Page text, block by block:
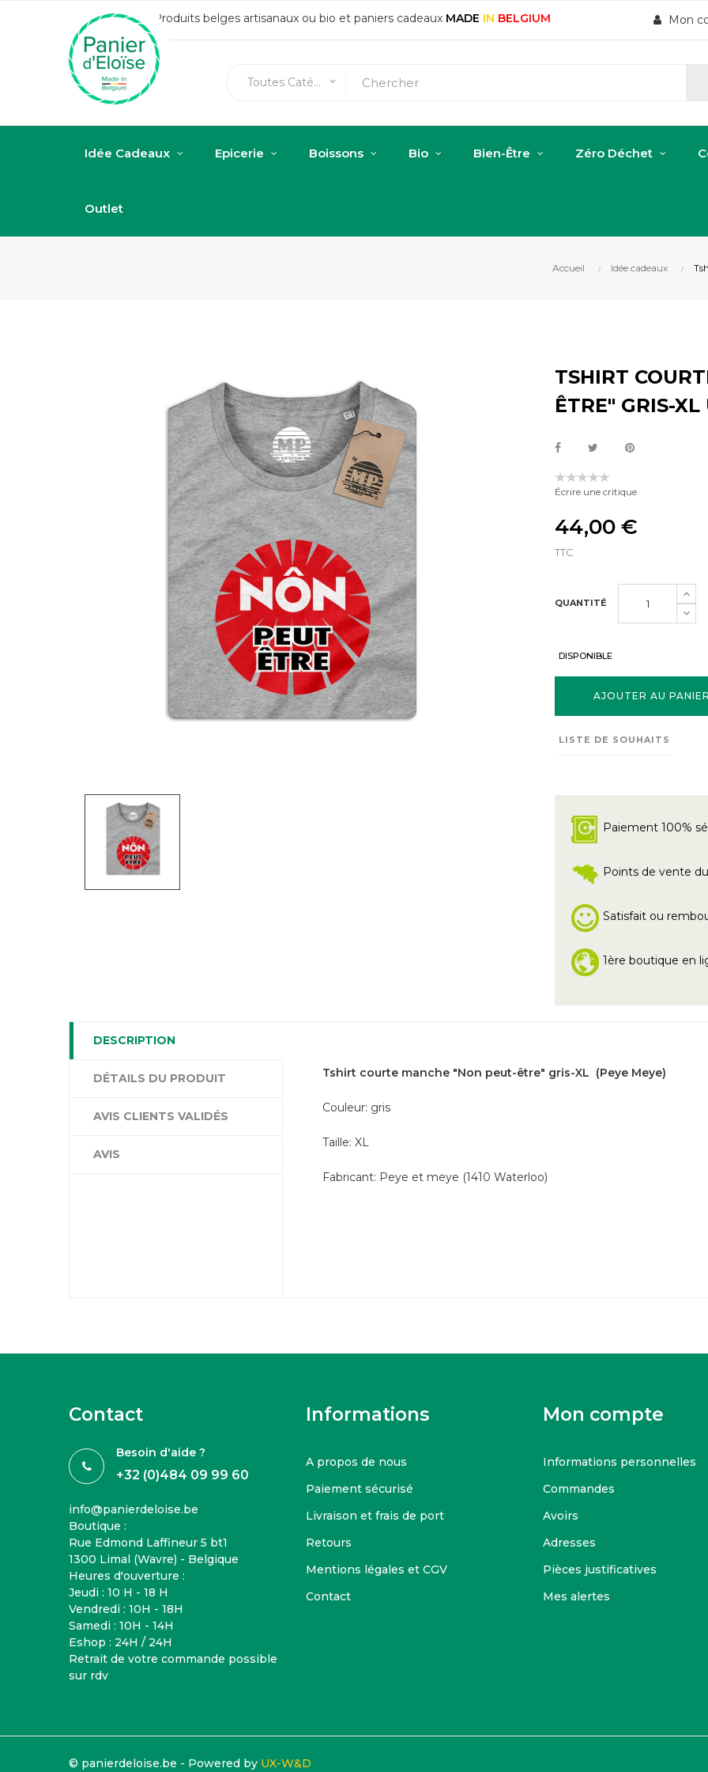
Produits belges artisanaux ou bio et paniers cadeaux MADE IN BELGIUM Mon
Toutes Catégories keyboard_arrow_down
Idée Cadeaux Epicerie Boissons Bio Bien-Être Zéro Déchet
Outlet
Accueil Idée cadeaux
TSHIRT
ÊTRE" GRIS-XL
Écrire une critique
44,00 €
TTC
QUANTITÉ
DISPONIBLE
AJOUTER AU PANIER
LISTE DE SOUHAITS
Paiement 100%
Points de vente
Satisfait ou
1ère boutique en
DESCRIPTION
DÉTAILS DU PRODUIT
AVIS CLIENTS VALIDÉS
AVIS
Tshirt courte manche "Non peut-être" gris-XL (Peye Meye)
Couleur: gris
Taille: XL
Fabricant: Peye et meye (1410 Waterloo)
Contact
Besoin d'aide ?
+32 (0)484 09 99 60
info@panierdeloise.be
Boutique :
Rue Edmond Laffineur 5 bt1
1300 Limal (Wavre) - Belgique
Heures d'ouverture :
Jeudi : 10 H - 18 H
Vendredi : 10H - 18H
Samedi : 10H - 14H
Eshop : 24H / 24H
Retrait de votre commande possible
sur rdv
Informations
A propos de nous
Paiement sécurisé
Livraison et frais de port
Retours
Mentions légales et CGV
Contact
Mon compte
Informations personnelles
Commandes
Avoirs
Adresses
Pièces justificatives
Mes alertes
© panierdeloise.be - Powered by UX-W&D